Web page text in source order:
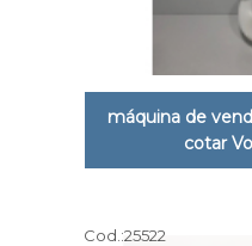
máquina de
cotar
Cod.:25522